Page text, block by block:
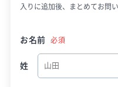
入りに追加後、まとめてお問
お名前 必須
姓